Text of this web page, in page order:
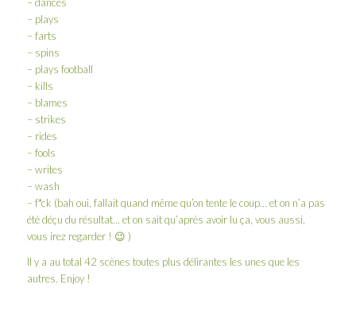
– plays
– farts
– spins
– plays football
– kills
– blames
– strikes
– rides
– fools
– writes
– wash
– f*ck (bah oui, fallait quand même qu’on tente le coup… et on n’a pas
été déçu du résultat… et on sait qu’après avoir lu ça, vous aussi,
vous irez regarder ! 😉 )
Il y a au total 42 scènes toutes plus délirantes les unes que les
autres. Enjoy !